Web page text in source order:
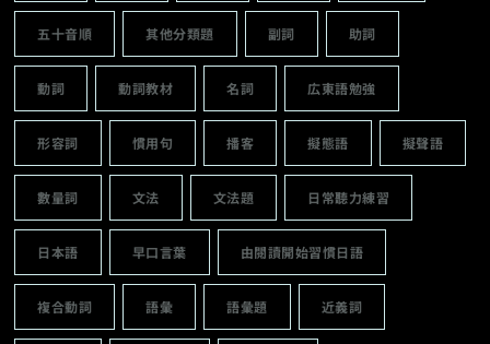
五十音順 其他分類題 副詞 助詞
動詞 動詞教材 名詞 広東語勉強
形容詞 慣用句 播客 擬態語 擬聲語
數量詞 文法 文法題 日常聽力練習
日本語 早口言葉 由閱讀開始習慣日語
複合動詞 語彙 語彙題 近義詞